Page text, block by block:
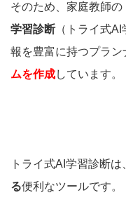
そのため、家庭教師の
学習診断 （トライ式
報を豊富に持つプラン
ムを作成しています。
トライ式AI学習診断は
る便利なツールです。